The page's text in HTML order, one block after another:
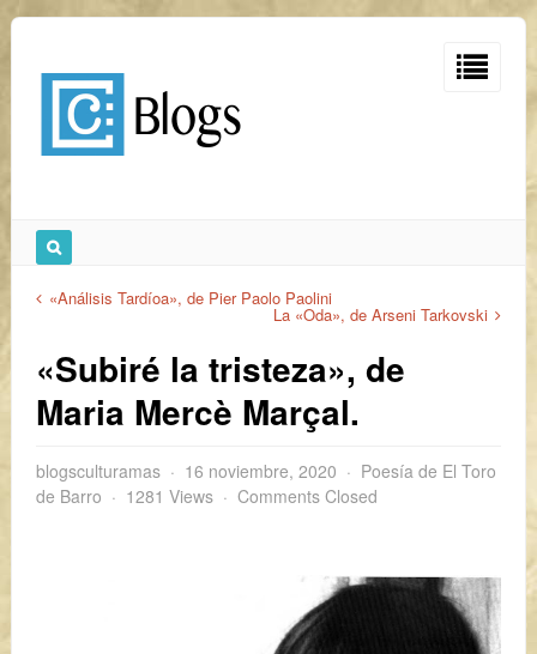
«Análisis Tardíoa», de Pier Paolo Paolini
La «Oda», de Arseni Tarkovski
«Subiré la tristeza», de
Maria Mercè Marçal.
blogsculturamas 16 noviembre, 2020
Poesía de El Toro
de Barro
1281 Views Comments Closed